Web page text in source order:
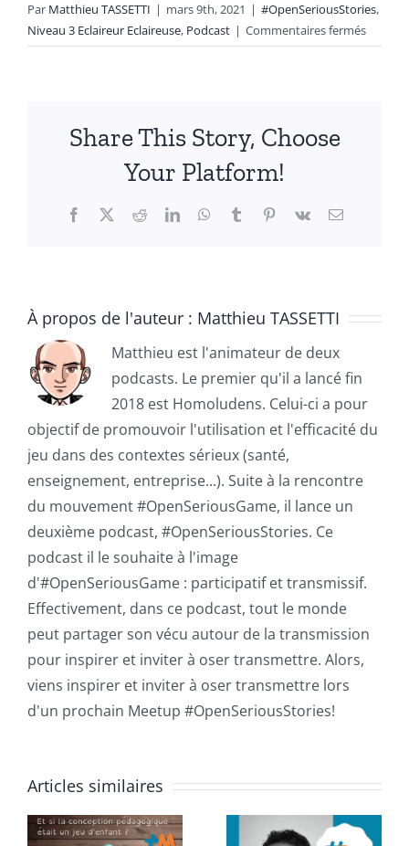
Par Matthieu TASSETTI | mars 9th, 2021 | #OpenSeriousStories,
Niveau 3 Eclaireur Eclaireuse, Podcast | Commentaires ferméssur
Le
Share This Story, Choose
Your Platform!
Facebook
X RedditLinkedInWhatsApp
TumblrPinterest
Vk Email
À propos de l'auteur : Matthieu TASSETTI
Matthieu est l'animateur de deux
podcasts. Le premier qu'il a lancé fin
2018 est Homoludens. Celui-ci a pour
objectif de promouvoir l'utilisation et l'efficacité du
jeu dans des contextes sérieux (santé,
enseignement, entreprise...). Suite à la rencontre
du mouvement #OpenSeriousGame, il lance un
deuxième podcast, #OpenSeriousStories. Ce
podcast il le souhaite à l'image
d'#OpenSeriousGame : participatif et transmissif.
Effectivement, dans ce podcast, tout le monde
peut partager son vécu autour de la transmission
pour inspirer et inviter à oser transmettre. Alors,
viens inspirer et inviter à oser transmettre lors
d'un prochain Meetup #OpenSeriousStories!
Articles similaires
Le retour
d’expérience
Le retour